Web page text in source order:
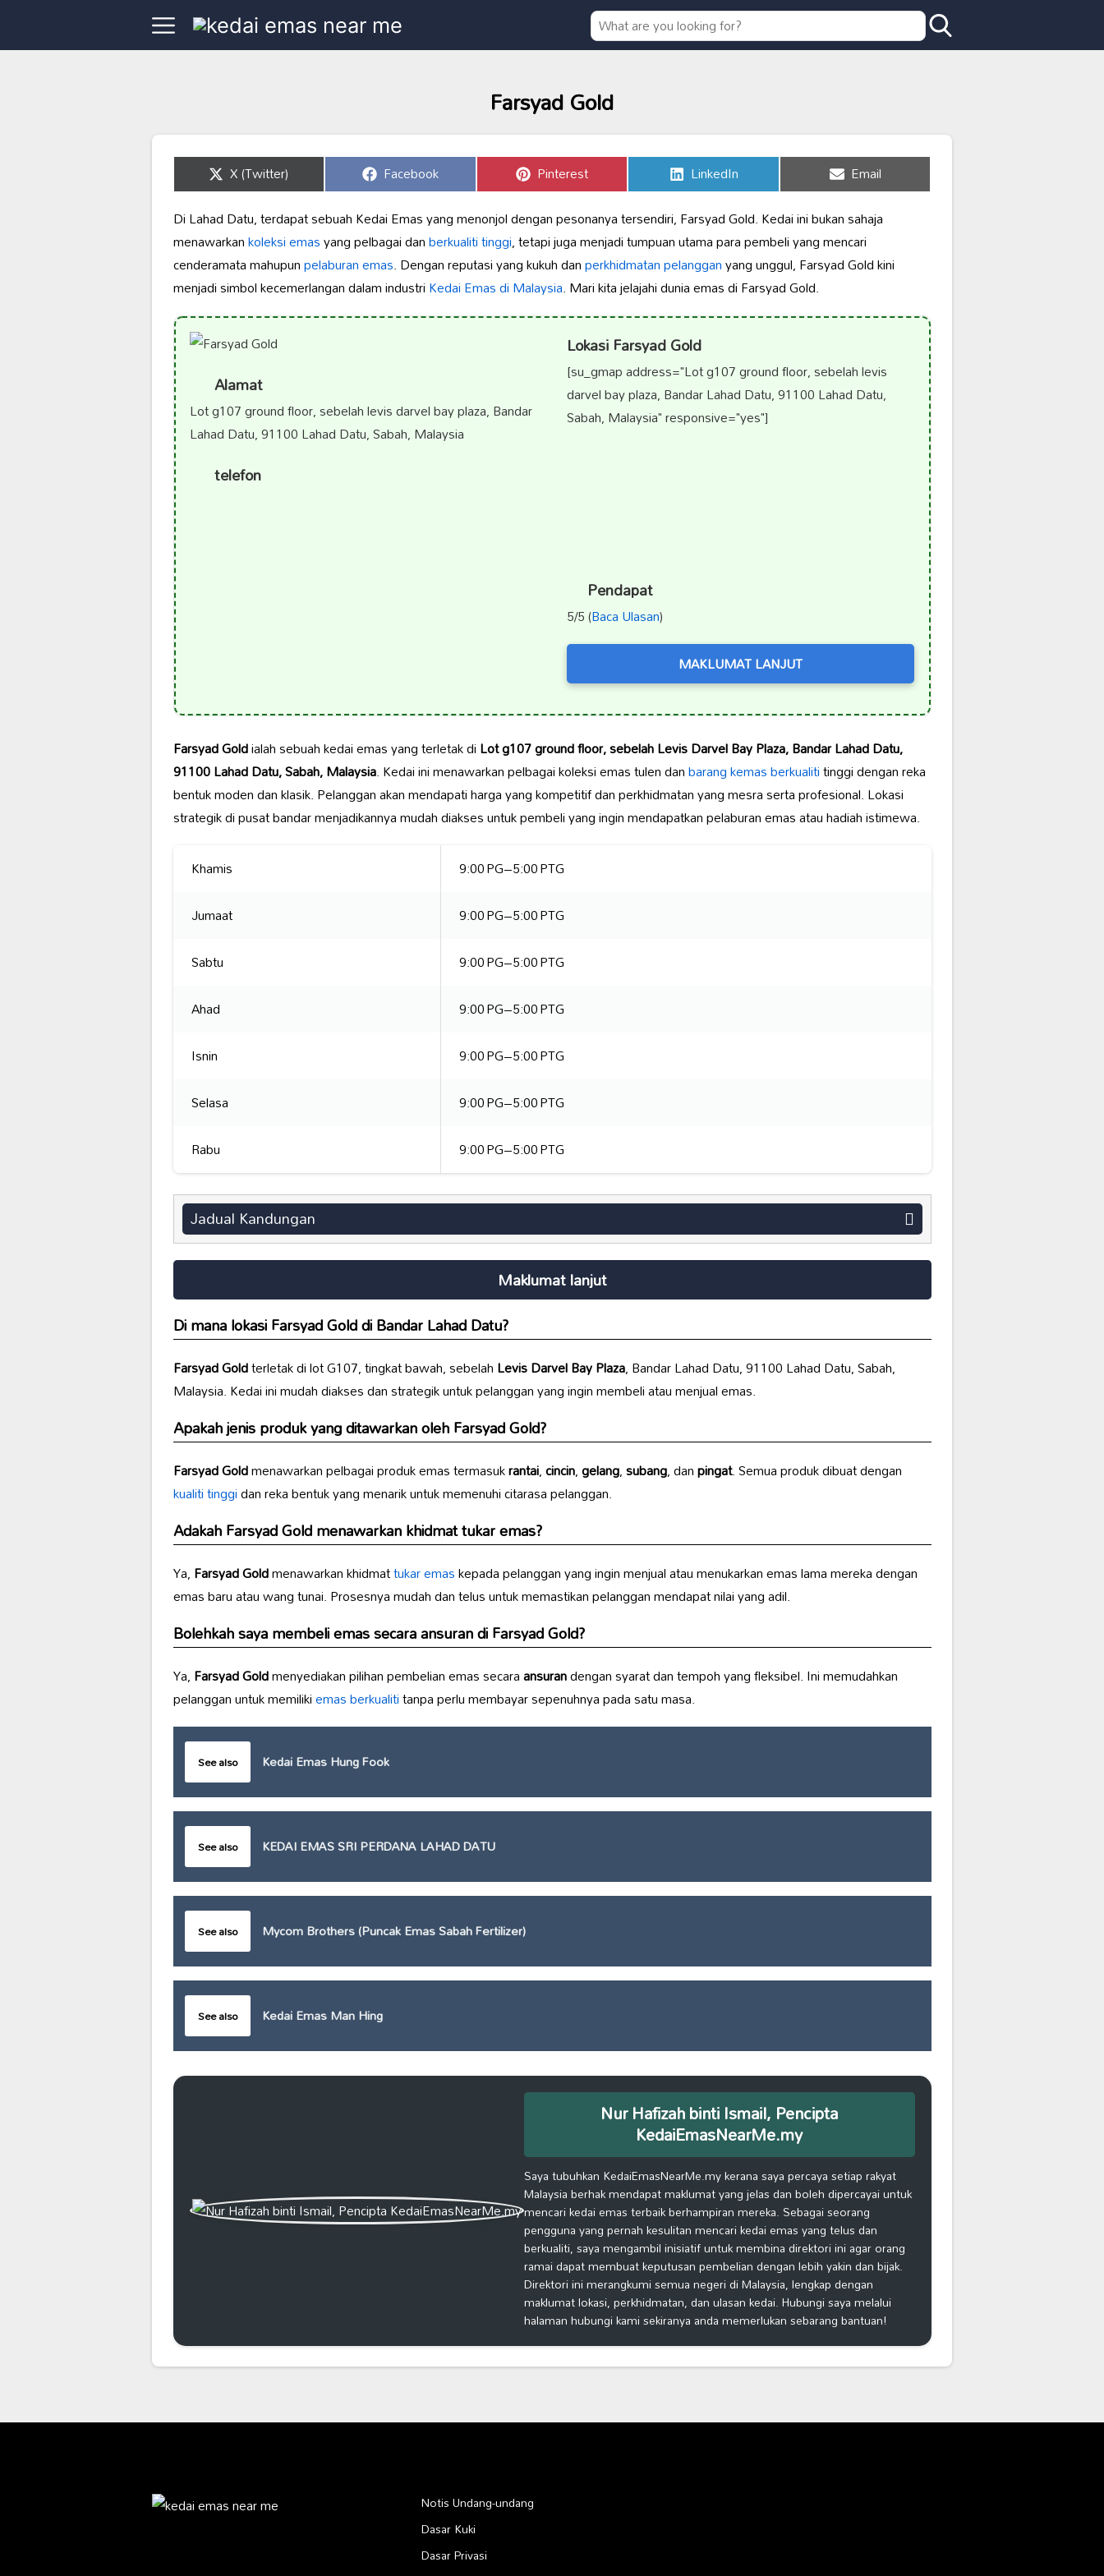
Farsyad Gold
Share
on
X (Twitter) Share
on
Facebook Share
on
Pinterest Share
on
LinkedIn Share
on
Email
Di Lahad Datu, terdapat sebuah Kedai Emas yang menonjol dengan pesonanya tersendiri, Farsyad Gold. Kedai ini bukan sahaja
menawarkankoleksi emasyang pelbagai danberkualiti tinggi, tetapi juga menjadi tumpuan utama para pembeli yang mencari
cenderamata mahupunpelaburan emas. Dengan reputasi yang kukuh danperkhidmatan pelangganyang unggul, Farsyad Gold kini
menjadi simbol kecemerlangan dalam industriKedai Emas di Malaysia. Mari kita jelajahi dunia emas di Farsyad Gold.
Alamat
Lot g107 ground floor, sebelah levis darvel bay plaza, Bandar
Lahad Datu, 91100 Lahad Datu, Sabah, Malaysia
telefon
Lokasi Farsyad Gold
[su_gmap address="Lot g107 ground floor, sebelah levis
darvel bay plaza, Bandar Lahad Datu, 91100 Lahad Datu,
Sabah, Malaysia" responsive="yes"]
Pendapat
5/5 (Baca Ulasan)
MAKLUMAT LANJUT
Farsyad Goldialah sebuah kedai emas yang terletak diLot g107 ground floor, sebelah Levis Darvel Bay Plaza, Bandar Lahad Datu,
91100 Lahad Datu, Sabah, Malaysia. Kedai ini menawarkan pelbagai koleksi emas tulen danbarang kemas berkualititinggi dengan reka
bentuk moden dan klasik. Pelanggan akan mendapati harga yang kompetitif dan perkhidmatan yang mesra serta profesional. Lokasi
strategik di pusat bandar menjadikannya mudah diakses untuk pembeli yang ingin mendapatkan pelaburan emas atau hadiah istimewa.
Khamis
9:00 PG–5:00 PTG
Jumaat
9:00 PG–5:00 PTG
Sabtu
9:00 PG–5:00 PTG
Ahad
9:00 PG–5:00 PTG
Isnin
9:00 PG–5:00 PTG
Selasa
9:00 PG–5:00 PTG
Rabu
9:00 PG–5:00 PTG
Jadual Kandungan
Maklumat lanjut
Di mana lokasiFarsyad Golddi Bandar Lahad Datu?
Farsyad Goldterletak di lot G107, tingkat bawah, sebelahLevis Darvel Bay Plaza, Bandar Lahad Datu, 91100 Lahad Datu, Sabah,
Malaysia. Kedai ini mudah diakses dan strategik untuk pelanggan yang ingin membeli atau menjual emas.
Apakah jenis produk yang ditawarkan olehFarsyad Gold?
Farsyad Goldmenawarkan pelbagai produk emas termasukrantai,cincin,gelang,subang, danpingat. Semua produk dibuat dengan
kualiti tinggidan reka bentuk yang menarik untuk memenuhi citarasa pelanggan.
AdakahFarsyad Goldmenawarkan khidmat tukar emas?
Ya,Farsyad Goldmenawarkan khidmattukar emaskepada pelanggan yang ingin menjual atau menukarkan emas lama mereka dengan
emas baru atau wang tunai. Prosesnya mudah dan telus untuk memastikan pelanggan mendapat nilai yang adil.
Bolehkah saya membeli emas secaraansurandiFarsyad Gold?
Ya,Farsyad Goldmenyediakan pilihan pembelian emas secaraansurandengan syarat dan tempoh yang fleksibel. Ini memudahkan
pelanggan untuk memilikiemas berkualititanpa perlu membayar sepenuhnya pada satu masa.
See also Kedai Emas Hung Fook
See also KEDAI EMAS SRI PERDANA LAHAD DATU
See also Mycom Brothers (Puncak Emas Sabah Fertilizer)
See also Kedai Emas Man Hing
Nur Hafizah binti Ismail, Pencipta
KedaiEmasNearMe.my
Saya tubuhkan KedaiEmasNearMe.my kerana saya percaya setiap rakyat
Malaysia berhak mendapat maklumat yang jelas dan boleh dipercayai untuk
mencari kedai emas terbaik berhampiran mereka. Sebagai seorang
pengguna yang pernah kesulitan mencari kedai emas yang telus dan
berkualiti, saya mengambil inisiatif untuk membina direktori ini agar orang
ramai dapat membuat keputusan pembelian dengan lebih yakin dan bijak.
Direktori ini merangkumi semua negeri di Malaysia, lengkap dengan
maklumat lokasi, perkhidmatan, dan ulasan kedai. Hubungi saya melalui
halaman hubungi kami sekiranya anda memerlukan sebarang bantuan!
Notis Undang-undang
Dasar Kuki
Dasar Privasi